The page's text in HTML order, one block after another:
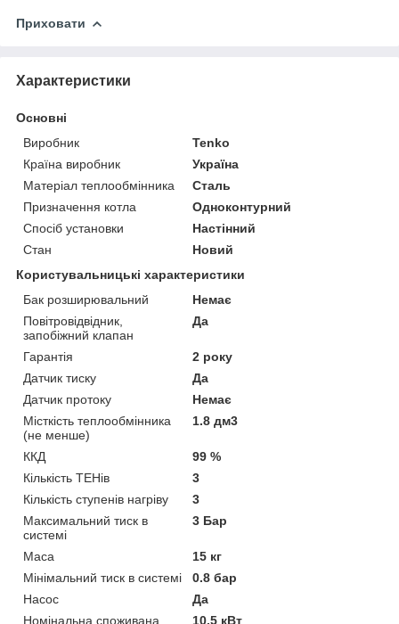
Приховати
Характеристики
Основні
Виробник
Tenko
Країна виробник
Україна
Матеріал теплообмінника
Сталь
Призначення котла
Одноконтурний
Спосіб установки
Настінний
Стан
Новий
Користувальницькі характеристики
Бак розширювальний
Немає
Повітровідвідник,
запобіжний клапан
Да
Гарантія
2 року
Датчик тиску
Да
Датчик протоку
Немає
Місткість теплообмінника
(не менше)
1.8 дм3
ККД
99 %
Кількість ТЕНів
3
Кількість ступенів нагріву
3
Максимальний тиск в
системі
3 Бар
Маса
15 кг
Мінімальний тиск в системі
0.8 бар
Насос
Да
Номінальна споживана
10.5 кВт